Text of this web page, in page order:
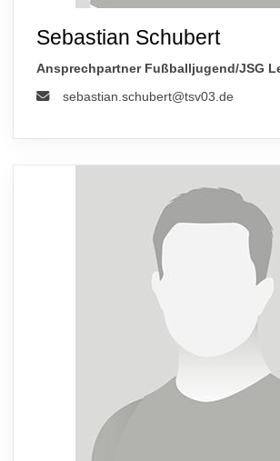
Sebastian Schubert
Ansprechpartner Fußballjugend/JSG
sebastian.schubert@tsv03.de